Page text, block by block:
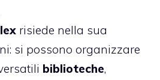
risiede nella sua
si possono organizzare
biblioteche,